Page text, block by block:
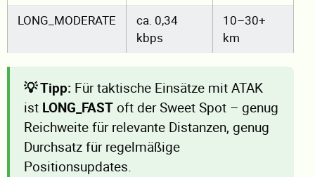
LONG_MODERATE
ca. 0,34
kbps
10–30+
km
💡 Tipp: Für taktische Einsätze mit ATAK
ist LONG_FASToft der Sweet Spot – genug
Reichweite für relevante Distanzen, genug
Durchsatz für regelmäßige
Positionsupdates.